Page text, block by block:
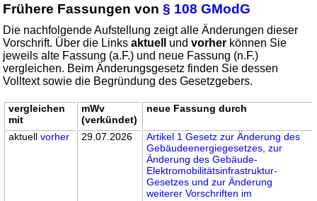
Frühere Fassungen von§ 108 GModG
Die nachfolgende Aufstellung zeigt alle Änderungen dieser
Vorschrift. Über die Linksaktuell undvorher können Sie
jeweils alte Fassung (a.F.) und neue Fassung (n.F.)
vergleichen. Beim Änderungsgesetz finden Sie dessen
Volltext sowie die Begründung des Gesetzgebers.
vergleichen
mit
mWv
(verkündet)
neue Fassung durch
aktuellvorher 29.07.2026
Artikel 1 Gesetz zur Änderung des
Gebäudeenergiegesetzes, zur
Änderung des Gebäude-
Elektromobilitätsinfrastruktur-
Gesetzes und zur Änderung
weiterer Vorschriften im